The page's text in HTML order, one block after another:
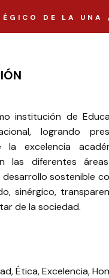
DE LA
institución de
logrando
excelencia
las diferentes
sostenible
sinérgico,
de la sociedad.
Ética, Excelencia,